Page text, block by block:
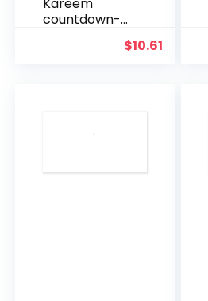
Kareem
countdown-
wandbehang
sterstickers
decoratie
$10.61